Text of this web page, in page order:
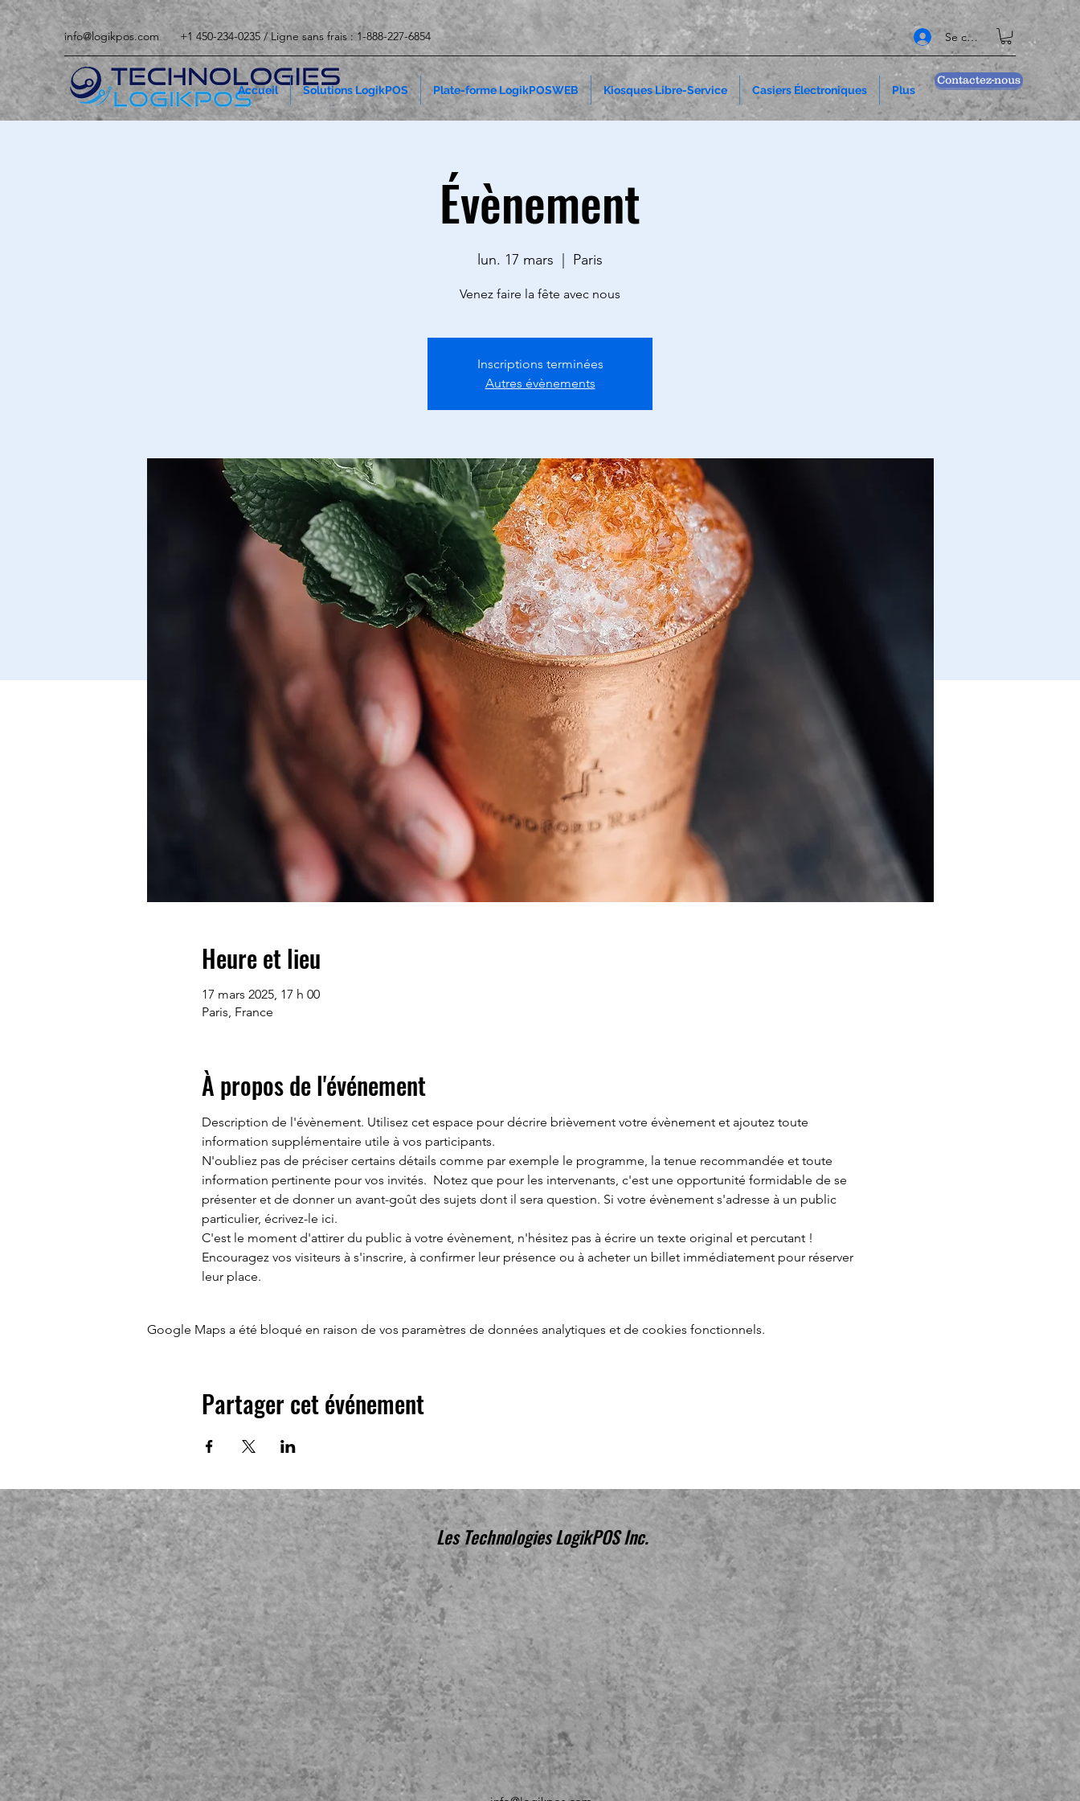
info@logikpos.com +1 450-234-0235 / Ligne sans frais : 1-888-227-6854 Se connecter
Accueil Solutions LogikPOS Plate-forme LogikPOSWEB Kiosques Libre-Service Casiers Électroniques Plus
Contactez-nous
Évènement
lun. 17 mars Paris
Venez faire la fête avec nous
Inscriptions terminées
Autres évènements
Heure et lieu
17 mars 2025, 17 h 00
Paris, France
À propos de l'événement
Description de l'évènement. Utilisez cet espace pour décrire brièvement votre évènement et ajoutez toute
information supplémentaire utile à vos participants.
N'oubliez pas de préciser certains détails comme par exemple le programme, la tenue recommandée et toute
information pertinente pour vos invités.  Notez que pour les intervenants, c'est une opportunité formidable de se
présenter et de donner un avant-goût des sujets dont il sera question. Si votre évènement s'adresse à un public
particulier, écrivez-le ici.
C'est le moment d'attirer du public à votre évènement, n'hésitez pas à écrire un texte original et percutant !
Encouragez vos visiteurs à s'inscrire, à confirmer leur présence ou à acheter un billet immédiatement pour réserver
leur place.
Google Maps a été bloqué en raison de vos paramètres de données analytiques et de cookies fonctionnels.
Partager cet événement
Les Technologies LogikPOS Inc.